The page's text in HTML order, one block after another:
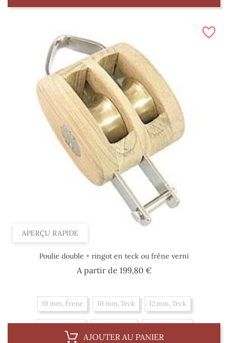
APERÇU RAPIDE
Poulie double + ringot en teck ou frêne verni
A partir de 199,80 €Prix
10 mm, Frene 10 mm, Teck 12 mm, Teck
AJOUTER AU PANIER